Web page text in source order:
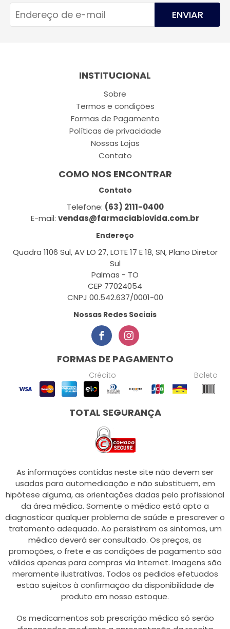
ENVIAR
INSTITUCIONAL
Sobre
Termos e condições
Formas de Pagamento
Políticas de privacidade
Nossas Lojas
Contato
COMO NOS ENCONTRAR
Contato
Telefone: (63) 2111-0400
E-mail: vendas@farmaciabiovida.com.br
Endereço
Quadra 1106 Sul, AV LO 27, LOTE 17 E 18, SN, Plano Diretor
Sul
Palmas - TO
CEP 77024054
CNPJ 00.542.637/0001-00
Nossas Redes Sociais
FORMAS DE PAGAMENTO
Crédito Boleto
TOTAL SEGURANÇA
As informações contidas neste site não devem ser
usadas para automedicação e não substituem, em
hipótese alguma, as orientações dadas pelo profissional
da área médica. Somente o médico está apto a
diagnosticar qualquer problema de saúde e prescrever o
tratamento adequado. Ao persistirem os sintomas, um
médico deverá ser consultado. Os preços, as
promoções, o frete e as condições de pagamento são
válidos apenas para compras via Internet. Imagens são
meramente ilustrativas. Todos os pedidos efetuados
estão sujeitos à confirmação da disponibilidade de
produto em nosso estoque.
Os medicamentos sob prescrição médica só serão